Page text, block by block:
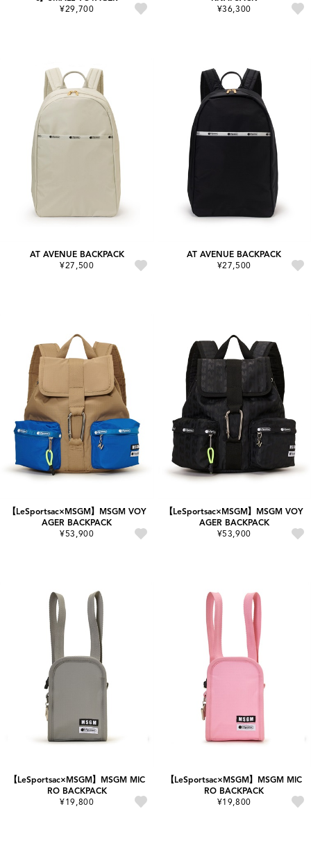
¥29,700
¥36,300
AT AVENUE BACKPACK
¥27,500
AT AVENUE BACKPACK
¥27,500
【LeSportsac×MSGM】MSGM VOY
AGER BACKPACK
¥53,900
【LeSportsac×MSGM】MSGM VOY
AGER BACKPACK
¥53,900
【LeSportsac×MSGM】MSGM MIC
RO BACKPACK
¥19,800
【LeSportsac×MSGM】MSGM MIC
RO BACKPACK
¥19,800